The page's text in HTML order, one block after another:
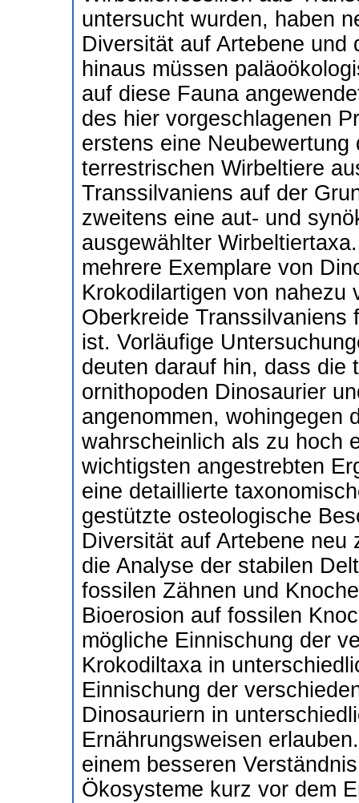
untersucht wurden, haben
Diversität auf Artebene und
hinaus müssen
auf diese Fauna
des hier vorgeschlagenen
erstens eine
terrestrischen Wirbeltiere
Transsilvaniens auf der
zweitens eine aut- und
ausgewählter
mehrere Exemplare von
Krokodilartigen von nahezu
Oberkreide Transsilvaniens
ist. Vorläufige
deuten darauf hin, dass die
ornithopoden Dinosaurier
angenommen, wohingegen
wahrscheinlich als zu hoch
wichtigsten angestrebten
eine detaillierte
gestützte osteologische
Diversität auf Artebene neu
die Analyse der stabilen
fossilen Zähnen und
Bioerosion auf fossilen
mögliche Einnischung der
Krokodiltaxa in
Einnischung der
Dinosauriern in
Ernährungsweisen
einem besseren
Ökosysteme kurz vor dem